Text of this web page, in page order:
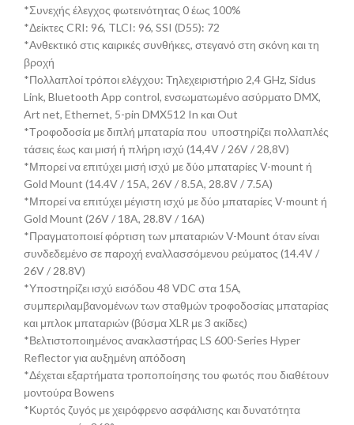
*Συνεχής έλεγχος φωτεινότητας 0 έως 100%
*Δείκτες CRI: 96, TLCI: 96, SSI (D55): 72
*Ανθεκτικό στις καιρικές συνθήκες, στεγανό στη σκόνη και τη
βροχή
*Πολλαπλοί τρόποι ελέγχου: Τηλεχειριστήριο 2,4 GHz, Sidus
Link, Bluetooth App control, ενσωματωμένο ασύρματο DMX,
Art net, Ethernet, 5-pin DMX512 In και Out
*Τροφοδοσία με διπλή μπαταρία που υποστηρίζει πολλαπλές
τάσεις έως και μισή ή πλήρη ισχύ (14,4V / 26V / 28,8V)
*Μπορεί να επιτύχει μισή ισχύ με δύο μπαταρίες V-mount ή
Gold Mount (14.4V / 15A, 26V / 8.5A, 28.8V / 7.5A)
*Μπορεί να επιτύχει μέγιστη ισχύ με δύο μπαταρίες V-mount ή
Gold Mount (26V / 18A, 28.8V / 16A)
*Πραγματοποιεί φόρτιση των μπαταριών V-Mount όταν είναι
συνδεδεμένο σε παροχή εναλλασσόμενου ρεύματος (14.4V /
26V / 28.8V)
*Υποστηρίζει ισχύ εισόδου 48 VDC στα 15Α,
συμπεριλαμβανομένων των σταθμών τροφοδοσίας μπαταρίας
και μπλοκ μπαταριών (βύσμα XLR με 3 ακίδες)
*Βελτιστοποιημένος ανακλαστήρας LS 600-Series Hyper
Reflector για αυξημένη απόδοση
*Δέχεται εξαρτήματα τροποποίησης του φωτός που διαθέτουν
μοντούρα Bowens
*Κυρτός ζυγός με χειρόφρενο ασφάλισης και δυνατότητα